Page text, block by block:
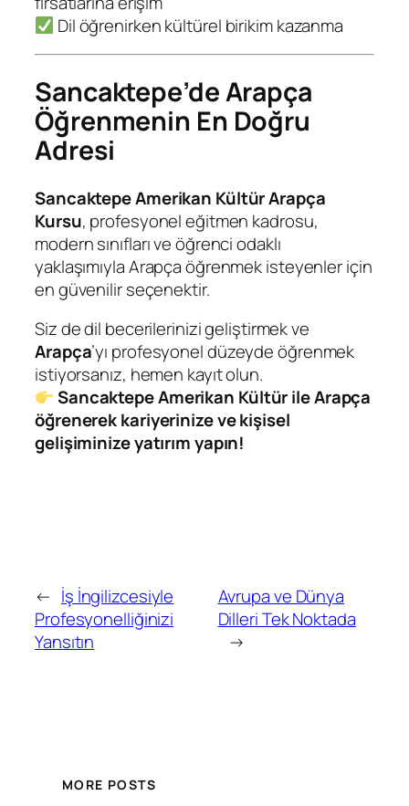
Dil öğrenirken kültürel birikim kazanma
Sancaktepe’de Arapça
Öğrenmenin En Doğru
Adresi
Sancaktepe Amerikan Kültür Arapça
Kursu, profesyonel eğitmen kadrosu,
modern sınıfları ve öğrenci odaklı
yaklaşımıyla Arapça öğrenmek isteyenler için
en güvenilir seçenektir.
Siz de dil becerilerinizi geliştirmek ve
Arapça’yı profesyonel düzeyde öğrenmek
istiyorsanız, hemen kayıt olun.
Sancaktepe Amerikan Kültür ile Arapça
öğrenerek kariyerinize ve kişisel
gelişiminize yatırım yapın!
← İş İngilizcesiyle
Profesyonelliğinizi
Yansıtın
Avrupa ve Dünya
Dilleri Tek Noktada
→
MORE POSTS